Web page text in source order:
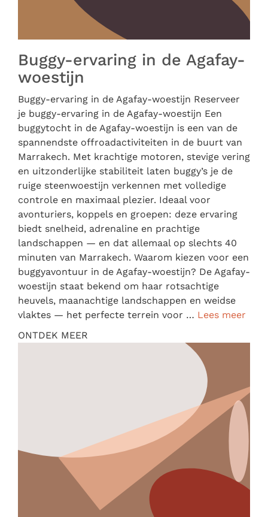
Buggy-ervaring in de Agafay-
woestijn
Buggy-ervaring in de Agafay-woestijn Reserveer
je buggy-ervaring in de Agafay-woestijn Een
buggytocht in de Agafay-woestijn is een van de
spannendste offroadactiviteiten in de buurt van
Marrakech. Met krachtige motoren, stevige vering
en uitzonderlijke stabiliteit laten buggy’s je de
ruige steenwoestijn verkennen met volledige
controle en maximaal plezier. Ideaal voor
avonturiers, koppels en groepen: deze ervaring
biedt snelheid, adrenaline en prachtige
landschappen — en dat allemaal op slechts 40
minuten van Marrakech. Waarom kiezen voor een
buggyavontuur in de Agafay-woestijn? De Agafay-
woestijn staat bekend om haar rotsachtige
heuvels, maanachtige landschappen en weidse
vlaktes — het perfecte terrein voor … Lees meer
ONTDEK MEER